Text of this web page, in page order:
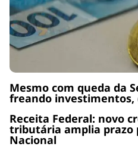
Mesmo com queda da
freando investimentos,
Receita Federal: novo
tributária amplia prazo
Nacional